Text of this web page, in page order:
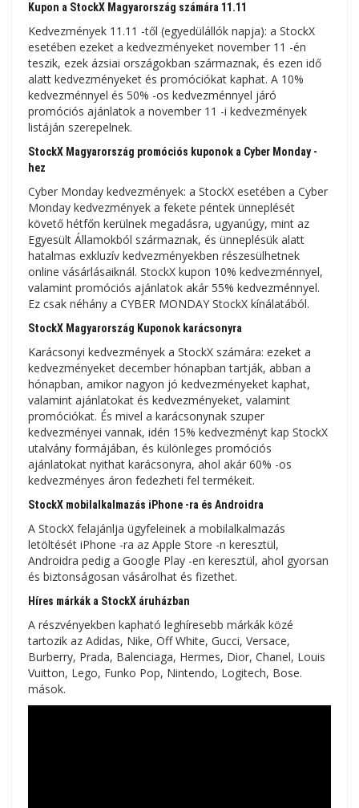
Kupon a StockX Magyarország számára 11.11
Kedvezmények 11.11 -től (egyedülállók napja): a StockX
esetében ezeket a kedvezményeket november 11 -én
teszik, ezek ázsiai országokban származnak, és ezen idő
alatt kedvezményeket és promóciókat kaphat. A 10%
kedvezménnyel és 50% -os kedvezménnyel járó
promóciós ajánlatok a november 11 -i kedvezmények
listáján szerepelnek.
StockX Magyarország promóciós kuponok a Cyber ​​Monday -
hez
Cyber ​​Monday kedvezmények: a StockX esetében a Cyber ​​
Monday kedvezmények a fekete péntek ünneplését
követő hétfőn kerülnek megadásra, ugyanúgy, mint az
Egyesült Államokból származnak, és ünneplésük alatt
hatalmas exkluzív kedvezményekben részesülhetnek
online vásárlásaiknál. StockX kupon 10% kedvezménnyel,
valamint promóciós ajánlatok akár 55% kedvezménnyel.
Ez csak néhány a CYBER MONDAY StockX kínálatából.
StockX Magyarország Kuponok karácsonyra
Karácsonyi kedvezmények a StockX számára: ezeket a
kedvezményeket december hónapban tartják, abban a
hónapban, amikor nagyon jó kedvezményeket kaphat,
valamint ajánlatokat és kedvezményeket, valamint
promóciókat. És mivel a karácsonynak szuper
kedvezményei vannak, idén 15% kedvezményt kap StockX
utalvány formájában, és különleges promóciós
ajánlatokat nyithat karácsonyra, ahol akár 60% -os
kedvezményes áron fedezheti fel termékeit.
StockX mobilalkalmazás iPhone -ra és Androidra
A StockX felajánlja ügyfeleinek a mobilalkalmazás
letöltését iPhone -ra az Apple Store -n keresztül,
Androidra pedig a Google Play -en keresztül, ahol gyorsan
és biztonságosan vásárolhat és fizethet.
Híres márkák a StockX áruházban
A részvényekben kapható leghíresebb márkák közé
tartozik az Adidas, Nike, Off White, Gucci, Versace,
Burberry, Prada, Balenciaga, Hermes, Dior, Chanel, Louis
Vuitton, Lego, Funko Pop, Nintendo, Logitech, Bose.
mások.